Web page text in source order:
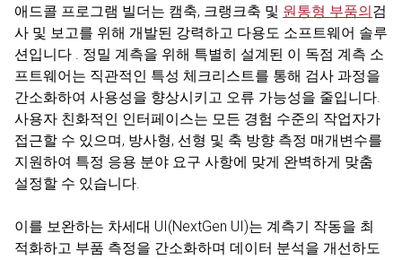
애드콜 프로그램 빌더는 캠축, 크랭크축 및 원통형 부품의검
사 및 보고를 위해 개발된 강력하고 다용도 소프트웨어 솔루
션입니다 . 정밀 계측을 위해 특별히 설계된 이 독점 계측 소
프트웨어는 직관적인 특성 체크리스트를 통해 검사 과정을
간소화하여 사용성을 향상시키고 오류 가능성을 줄입니다.
사용자 친화적인 인터페이스는 모든 경험 수준의 작업자가
접근할 수 있으며, 방사형, 선형 및 축 방향 측정 매개변수를
지원하여 특정 응용 분야 요구 사항에 맞게 완벽하게 맞춤
설정할 수 있습니다.
이를 보완하는 차세대 UI(NextGen UI)는 계측기 작동을 최
적화하고 부품 측정을 간소화하며 데이터 분석을 개선하도